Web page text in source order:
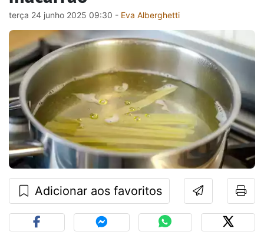
terça 24 junho 2025 09:30 - Eva Alberghetti
Adicionar aos favoritos